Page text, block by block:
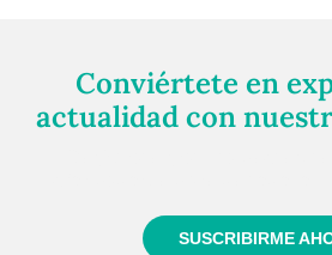
Conviértete en
actualidad con
SUSCRIBIRME